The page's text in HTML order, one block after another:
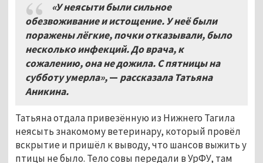
«У неясыти были сильное
обезвоживание и истощение. У неё были
поражены лёгкие, почки отказывали, было
несколько инфекций. До врача, к
сожалению, она не дожила. С пятницы на
субботу умерла»,— рассказала Татьяна
Аникина.
Татьяна отдала привезённую из Нижнего Тагила
неясыть знакомому ветеринару, который провёл
вскрытие и пришёл к выводу, что шансов выжить у
птицы не было. Тело совы передали в УрФУ, там